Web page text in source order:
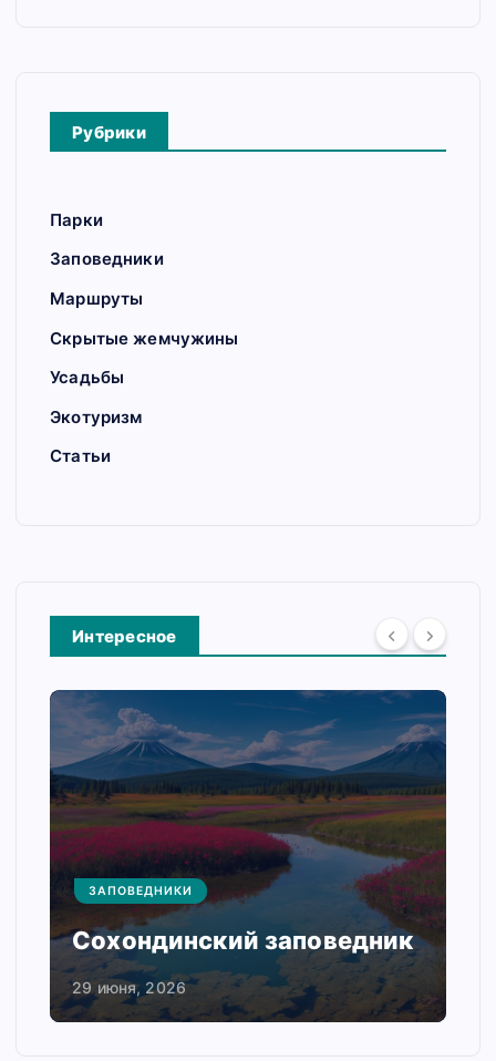
Рубрики
Парки
Заповедники
Маршруты
Скрытые жемчужины
Усадьбы
Экотуризм
Статьи
Интересное
ЗАПОВЕДНИКИ
Сохондинский заповедник
29 июня, 2026